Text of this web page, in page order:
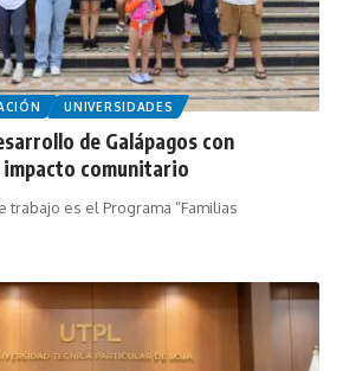
UNIVERSIDADES
de Galápagos con
impacto comunitario
es el Programa “Familias